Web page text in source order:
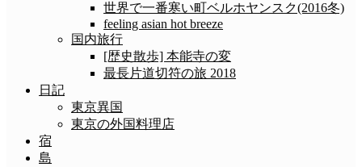
世界で一番寒い町ベルホヤンスク(2016冬)
feeling asian hot breeze
国内旅行
[歴史散歩] 本能寺の変
最長片道切符の旅 2018
日記
東京異国
東京の外国料理店
宿
島